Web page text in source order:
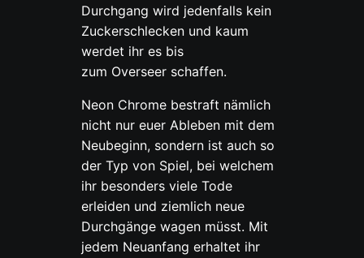
Durchgang wird jedenfalls kein
Zuckerschlecken und kaum
werdet ihr es bis
zum Overseer schaffen.
Neon Chrome bestraft nämlich
nicht nur euer Ableben mit dem
Neubeginn, sondern ist auch so
der Typ von Spiel, bei welchem
ihr besonders viele Tode
erleiden und ziemlich neue
Durchgänge wagen müsst. Mit
jedem Neuanfang erhaltet ihr